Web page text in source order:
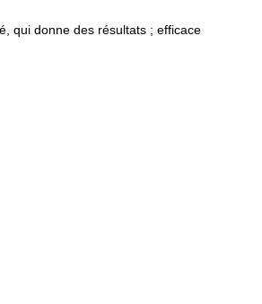
qui donne des résultats ; efficace